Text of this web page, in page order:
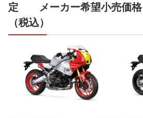
定 メーカー希望小売価
（税込）